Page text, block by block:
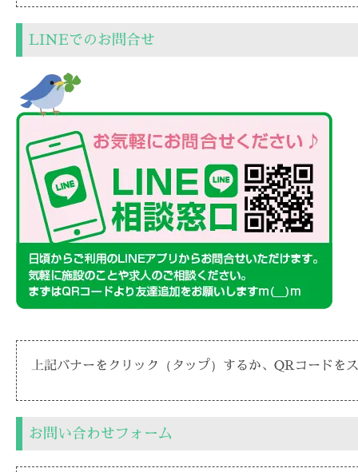
LINEでのお問合せ
上記バナーをクリック（タップ）するか、QRコードを
お問い合わせフォーム